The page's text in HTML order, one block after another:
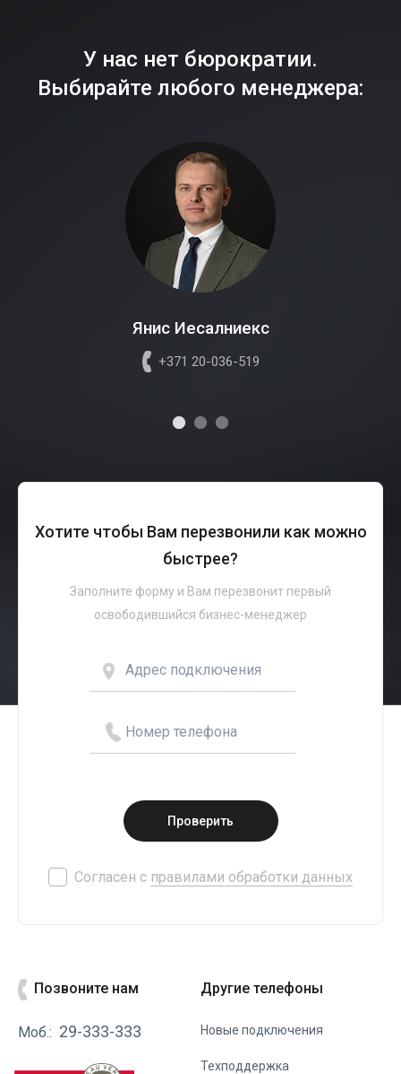
У нас нет бюрократии.
Выбирайте любого менеджера:
Янис Иесалниекс
+371 20-036-519
Хотите чтобы Вам перезвонили как можно
быстрее?
Заполните форму и Вам перезвонит первый
освободившийся бизнес-менеджер
Проверить
Согласен с правилами обработки данных
Позвоните нам
Моб.: 29-333-333
Другие телефоны
Новые подключения
Техподдержка